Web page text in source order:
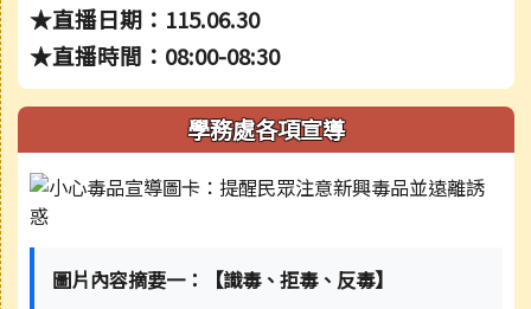
★直播日期：115.06.30
★直播時間：08:00-08:30
學務處各項宣導
圖片內容摘要一：【識毒、拒毒、反毒】